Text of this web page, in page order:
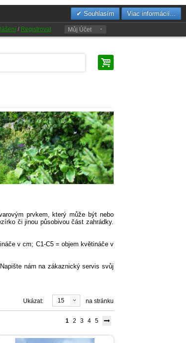
Souhlasím Viac informácií...
/ Registrovat Můj Účet
prvkem, který může být nebo
či jinou působivou část zahrádky.
v cm; C1-C5 = objem květináče v
nám na zákaznický servis svůj
Ukázat: 15 na stránku
1 2 3 4 5